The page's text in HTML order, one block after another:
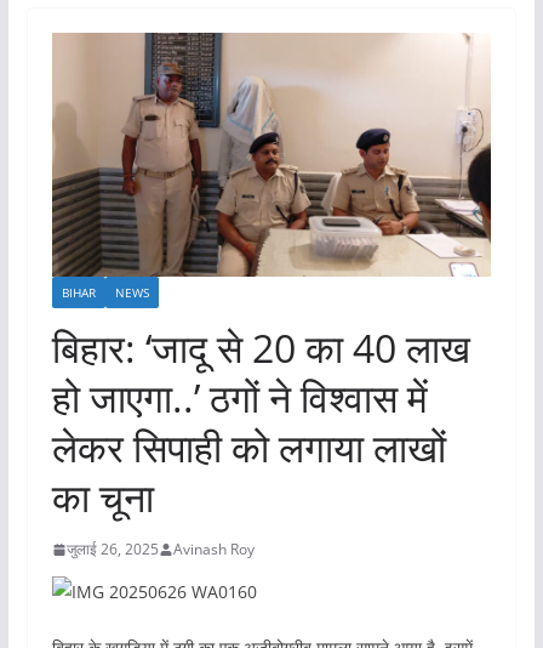
BIHAR NEWS
बिहार: ‘जादू से 20 का 40 लाख
हो जाएगा..’ ठगों ने विश्वास में
लेकर सिपाही को लगाया लाखों
का चूना
जुलाई 26, 2025 Avinash Roy